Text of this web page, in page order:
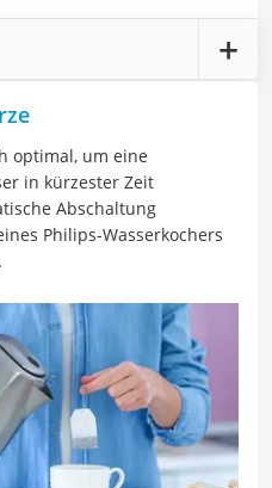
optimal, um eine
in kürzester Zeit
Abschaltung
Philips-Wasserkochers